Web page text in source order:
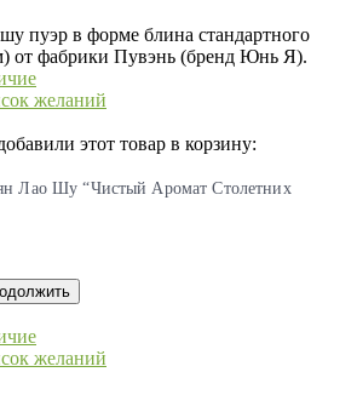
пуэр в форме блина стандартного
от фабрики Пувэнь (бренд Юнь Я).
желаний
этот товар в корзину:
Лао Шу “Чистый Аромат Столетних
желаний